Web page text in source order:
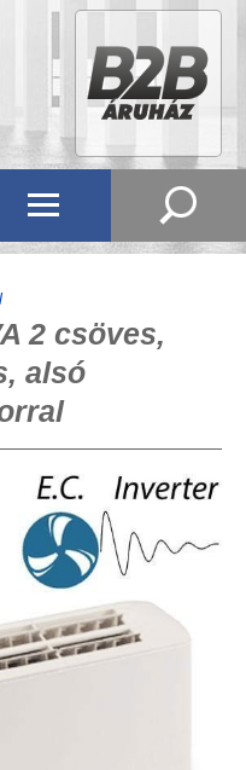
2 csöves,
alsó